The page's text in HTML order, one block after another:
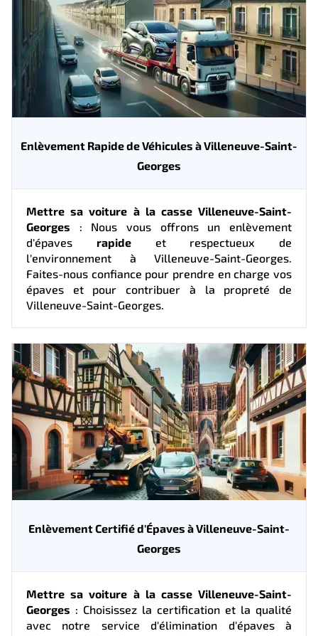
Enlèvement Rapide de Véhicules à Villeneuve-Saint-
Georges
Mettre sa voiture à la casse Villeneuve-Saint-
Georges : Nous vous offrons un enlèvement
d'épaves rapideet respectueux de
l'environnement à Villeneuve-Saint-Georges.
Faites-nous confiance pour prendre en charge vos
épaves et pour contribuer à la propreté de
Villeneuve-Saint-Georges.
Enlèvement Certifié d'Épaves à Villeneuve-Saint-
Georges
Mettre sa voiture à la casse Villeneuve-Saint-
Georges : Choisissez la certification et la qualité
avec notre service d'élimination d'épaves à